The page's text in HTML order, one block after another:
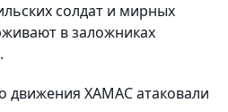
солдат и мирных
в заложниках
движения ХАМАС атаковали